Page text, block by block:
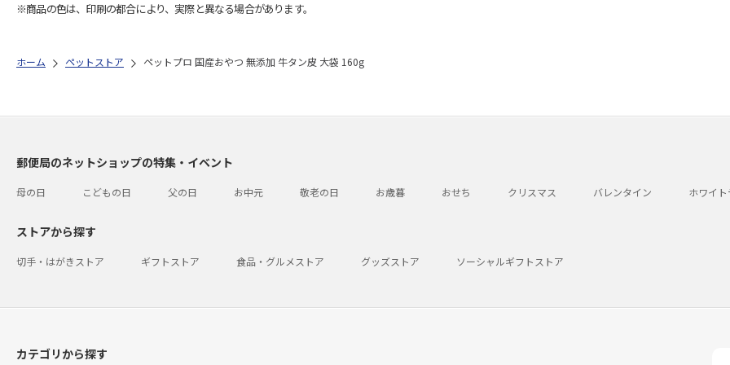
※商品の色は、印刷の都合により、実際と異なる場合があります。
ホーム ペットストア ペットプロ 国産おやつ 無添加 牛タン皮 大袋 160g
郵便局のネットショップの特集・イベント
母の日 こどもの日 父の日 お中元 敬老の日 お歳暮 おせち クリスマス バレンタイン ホワイ
ストアから探す
切手・はがきストア ギフトストア 食品・グルメストア グッズストア ソーシャルギフトストア
カテゴリから探す